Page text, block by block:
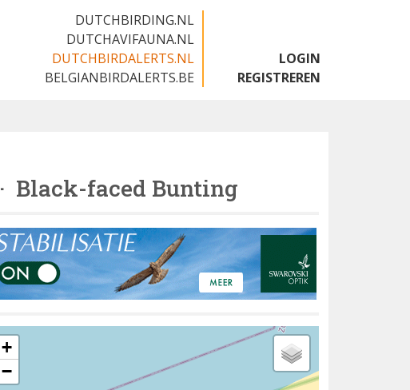
DUTCHBIRDING.NL
DUTCHAVIFAUNA.NL
DUTCHBIRDALERTS.NL
BELGIANBIRDALERTS.BE
LOGIN
REGISTREREN
· Black-faced Bunting
+
−